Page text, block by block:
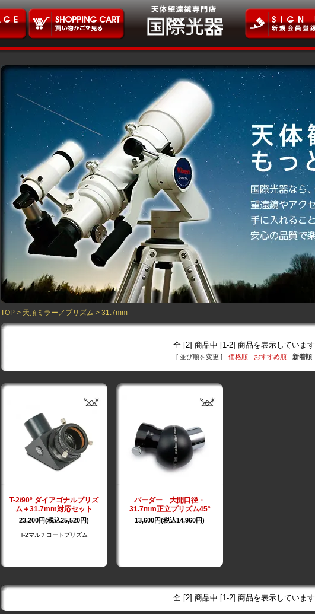
TOP > 天頂ミラー／プリズム > 31.7mm
全 [2] 商品中 [1-2] 商品を表示しています
[ 並び順を変更 ] - 価格順- おすすめ順- 新着順
T-2/90° ダイアゴナルプリズ
ム＋31.7mm対応セット
23,200円(税込25,520円)
T-2マルチコートプリズム
バーダー 大開口径・
31.7mm正立プリズム45°
13,600円(税込14,960円)
全 [2] 商品中 [1-2] 商品を表示しています